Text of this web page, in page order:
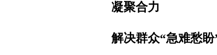
凝聚合力
解决群众“急难愁盼